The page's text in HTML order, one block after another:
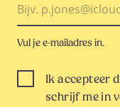
Vul je e-mailadres in.
Ik accepteer
schrijf me in